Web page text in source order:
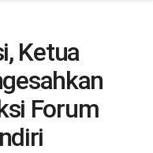
Ketua
Forum